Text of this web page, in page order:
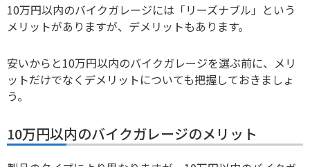
10万円以内のバイクガレージには「リーズナブル」という
メリットがありますが、デメリットもあります。
安いからと10万円以内のバイクガレージを選ぶ前に、メリ
ットだけでなくデメリットについても把握しておきましょ
う。
10万円以内のバイクガレージのメリット